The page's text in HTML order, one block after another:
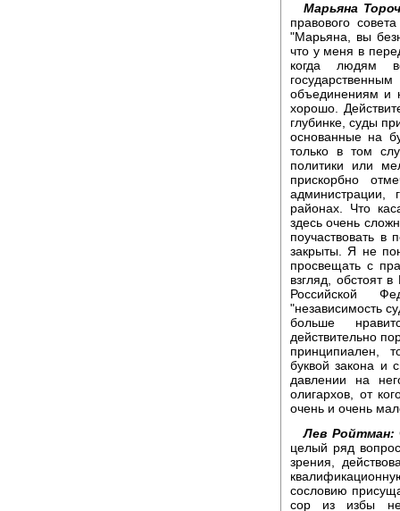
Марьяна
правового
"Марьяна, вы
что у меня в
когда людям
объединениям и
хорошо.
глубинке, суды
основанные на
только в том
политики или
прискорбно
администрации,
районах. Что
здесь очень
поучаствовать в
закрыты. Я не
просвещать с
взгляд, обстоят
Российской
"независимость
больше
действительно
принципиален,
буквой закона и
давлении на
олигархов, от
очень и очень
Лев Ройтман:
целый ряд
зрения,
сословию
сор из избы не